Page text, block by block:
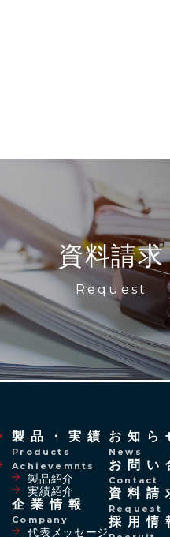
資料請求
Request
製品・実績
Products
Achievemnts
製品紹介
実績紹介
企業情報
Company
代表メッセージ
お知ら
News
お問い
Contact
資料請
Request
採用情